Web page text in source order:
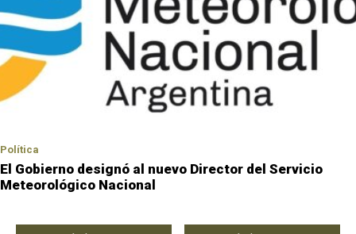
Política
El Gobierno designó al nuevo Director del Servicio
Meteorológico Nacional